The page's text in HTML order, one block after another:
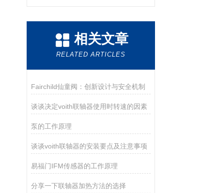
相关文章
RELATED ARTICLES
Fairchild仙童阀：创新设计与安全机制
谈谈决定voith联轴器使用时转速的因素
泵的工作原理
谈谈voith联轴器的安装要点及注意事项
易福门IFM传感器的工作原理
分享一下联轴器加热方法的选择